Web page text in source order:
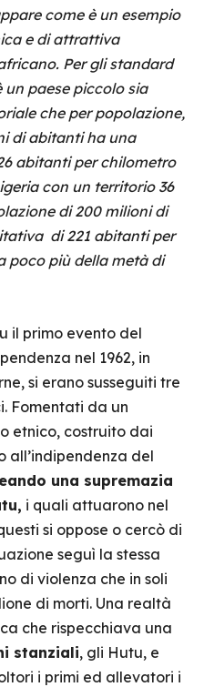
come è un esempio
e di attrattiva
Per gli standard
paese piccolo sia
che per popolazione,
di abitanti ha una
abitanti per chilometro
con un territorio 36
di 200 milioni di
di 221 abitanti per
poco più della metà di
il primo evento del
nel 1962, in
si erano susseguiti tre
Fomentati da un
etnico, costruito dai
all’indipendenza del
una supremazia
i quali attuarono nel
si oppose o cercò di
seguì la stessa
di violenza che in soli
di morti. Una realtà
che rispecchiava una
stanziali, gli Hutu, e
i primi ed allevatori i